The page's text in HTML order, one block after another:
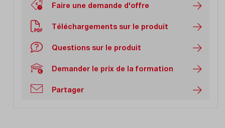
Faire une demande d'offre
Téléchargements sur le produit
Questions sur le produit
Demander le prix de la formation
Partager